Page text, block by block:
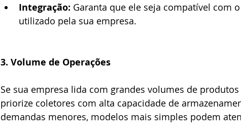
Integração: Garanta que ele seja compatível com
utilizado pela sua empresa.
3. Volume de Operações
Se sua empresa lida com grandes volumes de
priorize coletores com alta capacidade de
demandas menores, modelos mais simples podem